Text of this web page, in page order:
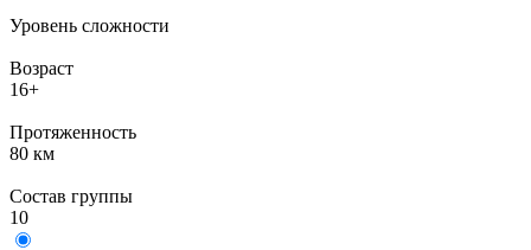
Уровень сложности
Возраст
16+
Протяженность
80 км
Состав группы
10